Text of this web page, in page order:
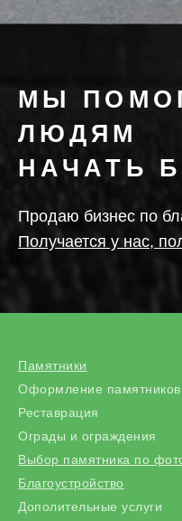
МЫ
ЛЮДЯМ
НАЧАТЬ
Продаю бизнес по
Получается у нас,
Памятники
Оформление памятников
Реставрация
Ограды и ограждения
Выбор памятника по
Благоустройство
Дополительные услуги